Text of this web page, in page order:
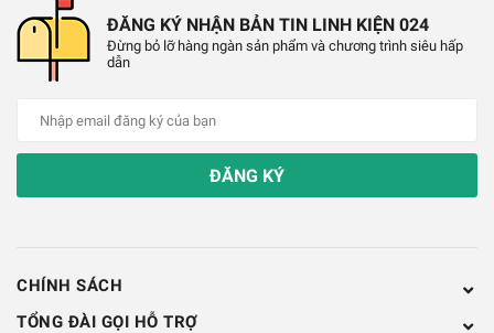
thấy đượcĐĂNG KÝ NHẬN BẢN TIN LINH KIỆN 024
Đừng bỏ lỡ hàng ngàn sản phẩm và chương trình siêu hấp
dẫn
ĐĂNG KÝ
CHÍNH SÁCH
TỔNG ĐÀI GỌI HỖ TRỢ